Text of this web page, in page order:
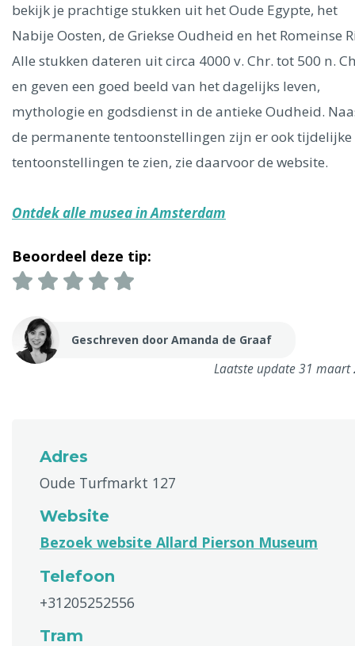
Parijs Tokio Amsterdam Barcelona Dubai
Milaan
Singapore
Rome Berlijn Mechelen Venetië
Florence
Dublin
Hong Kong München Wenen Budapest
Alles bekijken
bekijk je prachtige stukken uit het Oude Egypte, het
Nabije Oosten, de Griekse Oudheid en het Romeinse
Alle stukken dateren uit circa 4000 v. Chr. tot 500 n.
en geven een goed beeld van het dagelijks leven,
mythologie en godsdienst in de antieke Oudheid.
de permanente tentoonstellingen zijn er ook tijdelijke
tentoonstellingen te zien, zie daarvoor de website.
Ontdek alle musea in Amsterdam
Beoordeel deze tip:
Geschreven door Amanda de Graaf
Laatste update 31 maart
Adres
Oude Turfmarkt 127
Website
Bezoek website Allard Pierson Museum
Telefoon
+31205252556
Tram